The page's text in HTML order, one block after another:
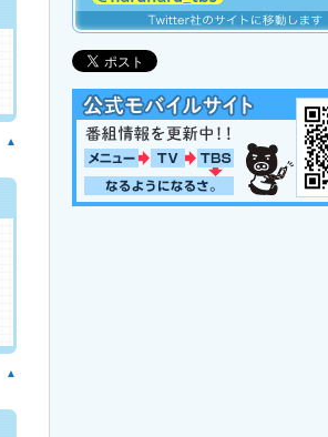
▲
▲
2013.08.22（木）
今週のパスタ#5 追記しました！
2013.08.09（金）
2013.07.26（金）
インタビューをUPしました
2013.07.22（月）
夏サカス2013に綾の店がオープン!?
2013.07.14（日）